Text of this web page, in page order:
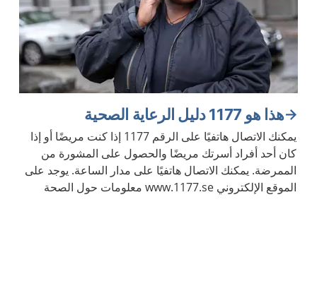
هذا هو 1177 دليل الرعاية الصحية
يمكنك الاتصال هاتفيًا على الرقم 1177 إذا كنت مريضًا أو إذا
كان أحد أفراد أسرتك مريضًا والحصول على المشورة من
الممرضة. يمكنك الاتصال هاتفيًا على مدار الساعة. يوجد على
الموقع الإلكتروني www.1177.se معلومات حول الصحة